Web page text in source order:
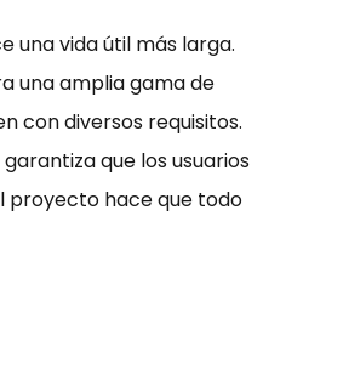
una vida útil más larga.
una amplia gama de
con diversos requisitos.
que los usuarios
proyecto hace que todo